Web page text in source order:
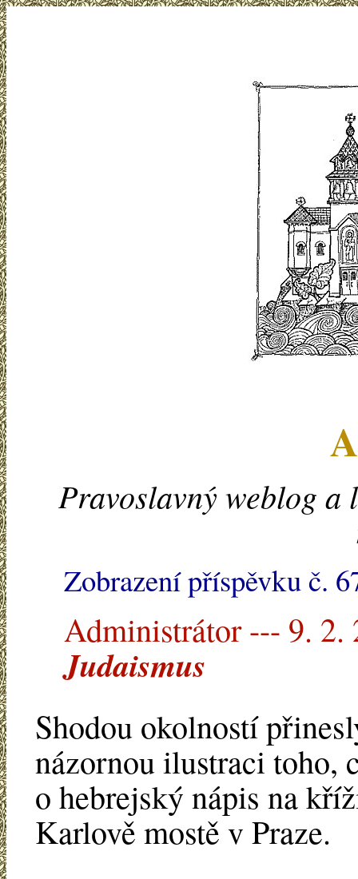
Pravoslavný weblog a
Zobrazení příspěvku č.
Administrátor --- 9. 2.
Judaismus
Shodou okolností
názornou ilustraci toho,
o hebrejský nápis na
Karlově mostě v Praze.